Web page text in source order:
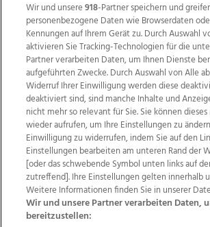
Wir über uns Mediadaten
Datenschutz
Impressum
AGB
AGB Website
Ehrenkodex
Wir und unsere918-Partner speichern und
personenbezogene Daten wie Browserdaten
Kennungen auf Ihrem Gerät zu. Durch Auswahl
aktivieren Sie Tracking-Technologien für die
Partner verarbeiten Daten, um Ihnen Dienste
aufgeführten Zwecke. Durch Auswahl von Alle
Widerruf Ihrer Einwilligung werden diese
deaktiviert sind, sind manche Inhalte und
nicht mehr so relevant für Sie. Sie können
wieder aufrufen, um Ihre Einstellungen zu
Einwilligung zu widerrufen, indem Sie auf den
Einstellungen bearbeiten am unteren Rand der
[oder das schwebende Symbol unten links auf
zutreffend]. Ihre Einstellungen gelten innerhalb
Weitere Informationen finden Sie in unserer
Wir und unsere Partner verarbeiten Daten,
bereitzustellen: